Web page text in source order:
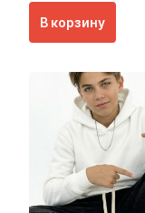
В корзину